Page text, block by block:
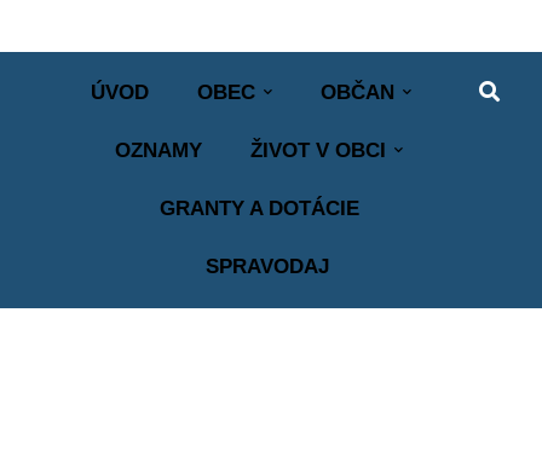
ÚVOD OBEC OBČAN
OZNAMY ŽIVOT V OBCI
GRANTY A DOTÁCIE
SPRAVODAJ